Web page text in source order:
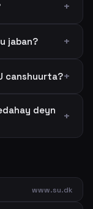
jaban?
canshuurta?
deyn
www.su.dk